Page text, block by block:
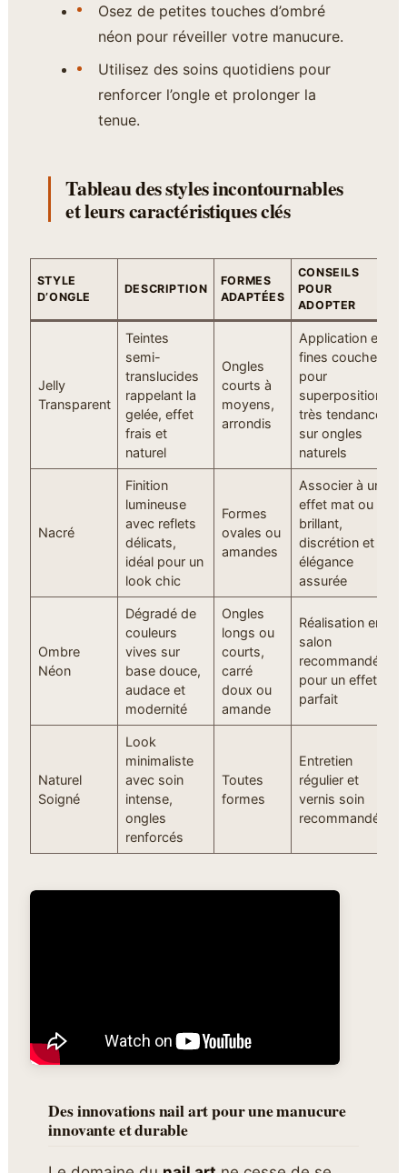
Osez de petites touches d’ombré
néon pour réveiller votre manucure.
Utilisez des soins quotidiens pour
renforcer l’ongle et prolonger la
tenue.
Tableau des styles incontournables
et leurs caractéristiques clés
STYLE
D’ONGLE
DESCRIPTION
FORMES
ADAPTÉES
CONSEILS
POUR
ADOPTER
Jelly
Transparent
Teintes
semi-
translucides
rappelant la
gelée, effet
frais et
naturel
Ongles
courts à
moyens,
arrondis
Application en
fines couches
pour
superposition,
très tendance
sur ongles
naturels
Nacré
Finition
lumineuse
avec reflets
délicats,
idéal pour un
look chic
Formes
ovales ou
amandes
Associer à un
effet mat ou
brillant,
discrétion et
élégance
assurée
Ombre
Néon
Dégradé de
couleurs
vives sur
base douce,
audace et
modernité
Ongles
longs ou
courts,
carré
doux ou
amande
Réalisation en
salon
recommandée
pour un effet
parfait
Naturel
Soigné
Look
minimaliste
avec soin
intense,
ongles
renforcés
Toutes
formes
Entretien
régulier et
vernis soin
recommandés
Des innovations nail art pour une manucure
innovante et durable